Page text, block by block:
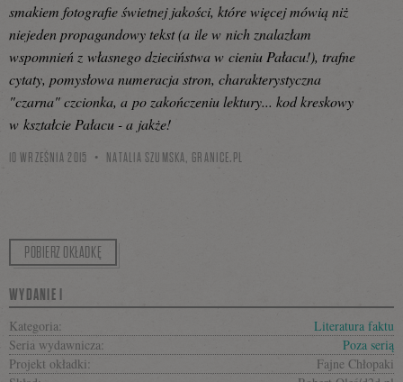
smakiem fotografie świetnej jakości, które więcej mówią niż
niejeden propagandowy tekst (a ile w nich znalazłam
wspomnień z własnego dzieciństwa w cieniu Pałacu!), trafne
cytaty, pomysłowa numeracja stron, charakterystyczna
"czarna" czcionka, a po zakończeniu lektury... kod kreskowy
w kształcie Pałacu - a jakże!
10 WRZEŚNIA 2015 NATALIA SZUMSKA, GRANICE.PL
POBIERZ OKŁADKĘ
WYDANIE I
Kategoria:
Literatura faktu
Seria wydawnicza:
Poza serią
Projekt okładki:
Fajne Chłopaki